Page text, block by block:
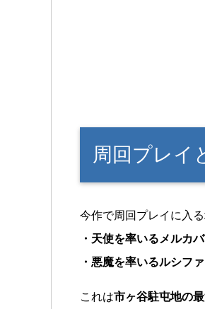
周回プレイ
今作で周回プレイに入
・天使を率いるメルカ
・悪魔を率いるルシフ
これは市ヶ谷駐屯地の